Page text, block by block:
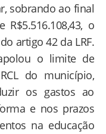
sobrando ao final
o
artigo 42 da LRF.
o limite de
do município,
os gastos ao
e nos prazos
na educação